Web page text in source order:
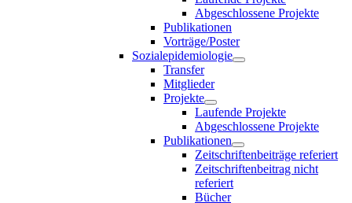
Abgeschlossene Projekte
Publikationen
Vorträge/Poster
Sozialepidemiologie
Transfer
Mitglieder
Projekte
Laufende Projekte
Abgeschlossene Projekte
Publikationen
Zeitschriftenbeiträge referiert
Zeitschriftenbeitrag nicht
referiert
Bücher